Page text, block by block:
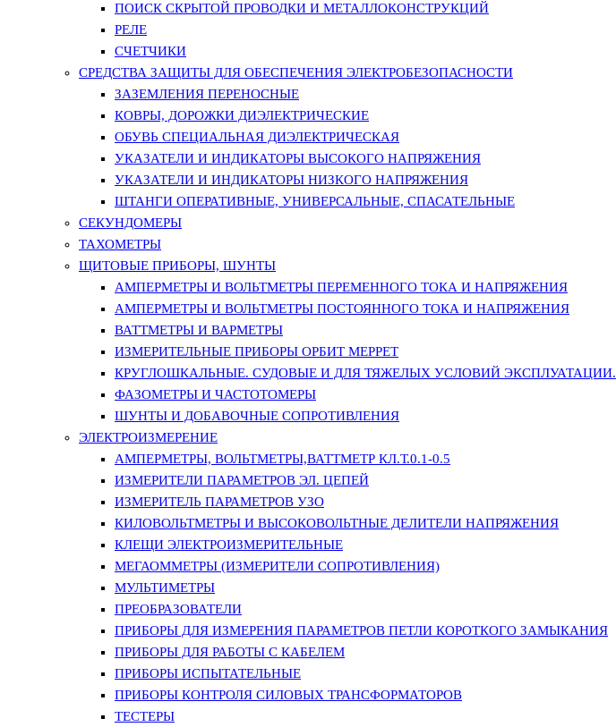
ПОИСК СКРЫТОЙ ПРОВОДКИ И МЕТАЛЛОКОНСТРУКЦИЙ
РЕЛЕ
СЧЕТЧИКИ
СРЕДСТВА ЗАЩИТЫ ДЛЯ ОБЕСПЕЧЕНИЯ ЭЛЕКТРОБЕЗОПАСНОСТИ
ЗАЗЕМЛЕНИЯ ПЕРЕНОСНЫЕ
КОВРЫ, ДОРОЖКИ ДИЭЛЕКТРИЧЕСКИЕ
ОБУВЬ СПЕЦИАЛЬНАЯ ДИЭЛЕКТРИЧЕСКАЯ
УКАЗАТЕЛИ И ИНДИКАТОРЫ ВЫСОКОГО НАПРЯЖЕНИЯ
УКАЗАТЕЛИ И ИНДИКАТОРЫ НИЗКОГО НАПРЯЖЕНИЯ
ШТАНГИ ОПЕРАТИВНЫЕ, УНИВЕРСАЛЬНЫЕ, СПАСАТЕЛЬНЫЕ
СЕКУНДОМЕРЫ
ТАХОМЕТРЫ
ЩИТОВЫЕ ПРИБОРЫ, ШУНТЫ
АМПЕРМЕТРЫ И ВОЛЬТМЕТРЫ ПЕРЕМЕННОГО ТОКА И НАПРЯЖЕНИЯ
АМПЕРМЕТРЫ И ВОЛЬТМЕТРЫ ПОСТОЯННОГО ТОКА И НАПРЯЖЕНИЯ
ВАТТМЕТРЫ И ВАРМЕТРЫ
ИЗМЕРИТЕЛЬНЫЕ ПРИБОРЫ ОРБИТ МЕРРЕТ
КРУГЛОШКАЛЬНЫЕ. СУДОВЫЕ И ДЛЯ ТЯЖЕЛЫХ УСЛОВИЙ ЭКСПЛУАТАЦИИ.
ФАЗОМЕТРЫ И ЧАСТОТОМЕРЫ
ШУНТЫ И ДОБАВОЧНЫЕ СОПРОТИВЛЕНИЯ
ЭЛЕКТРОИЗМЕРЕНИЕ
АМПЕРМЕТРЫ, ВОЛЬТМЕТРЫ,ВАТТМЕТР КЛ.Т.0.1-0.5
ИЗМЕРИТЕЛИ ПАРАМЕТРОВ ЭЛ. ЦЕПЕЙ
ИЗМЕРИТЕЛЬ ПАРАМЕТРОВ УЗО
КИЛОВОЛЬТМЕТРЫ И ВЫСОКОВОЛЬТНЫЕ ДЕЛИТЕЛИ НАПРЯЖЕНИЯ
КЛЕЩИ ЭЛЕКТРОИЗМЕРИТЕЛЬНЫЕ
МЕГАОММЕТРЫ (ИЗМЕРИТЕЛИ СОПРОТИВЛЕНИЯ)
МУЛЬТИМЕТРЫ
ПРЕОБРАЗОВАТЕЛИ
ПРИБОРЫ ДЛЯ ИЗМЕРЕНИЯ ПАРАМЕТРОВ ПЕТЛИ КОРОТКОГО ЗАМЫКАНИЯ
ПРИБОРЫ ДЛЯ РАБОТЫ С КАБЕЛЕМ
ПРИБОРЫ ИСПЫТАТЕЛЬНЫЕ
ПРИБОРЫ КОНТРОЛЯ СИЛОВЫХ ТРАНСФОРМАТОРОВ
ТЕСТЕРЫ